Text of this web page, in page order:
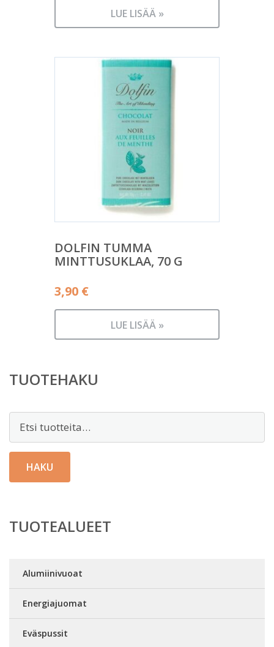
LUE LISÄÄ »
DOLFIN TUMMA
MINTTUSUKLAA, 70 G
3,90 €
LUE LISÄÄ »
TUOTEHAKU
Etsi:
HAKU
TUOTEALUEET
Alumiinivuoat
Energiajuomat
Eväspussit